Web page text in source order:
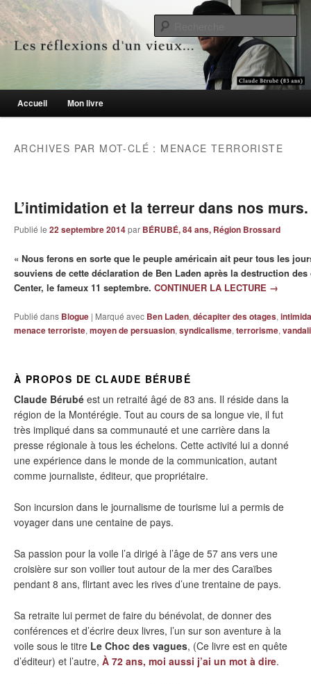
Les réflexions d'un vieux…
Le blogue des aînés de 65 ans et +
Menu principal
Aller au contenu principal
Aller au contenu secondaire
Accueil Mon livre
ARCHIVES PAR MOT-CLÉ : MENACE TERRORISTE
L’intimidation et la terreur dans nos murs.
Publié le 22 septembre 2014par BÉRUBÉ, 84 ans, Région Brossard
« Nous ferons en sorte que le peuple américain ait peur tous les
souviens de cette déclaration de Ben Laden après la destruction
Center, le fameux 11 septembre. CONTINUER LA LECTURE →
Publié dans Blogue | Marqué avec Ben Laden, décapiter des otages,
menace terroriste, moyen de persuasion, syndicalisme, terrorisme,
À PROPOS DE CLAUDE BÉRUBÉ
Claude Bérubé est un retraité âgé de 83 ans. Il réside dans la
région de la Montérégie. Tout au cours de sa longue vie, il fut
très impliqué dans sa communauté et une carrière dans la
presse régionale à tous les échelons. Cette activité lui a donné
une expérience dans le monde de la communication, autant
comme journaliste, éditeur, que propriétaire.
Son incursion dans le journalisme de tourisme lui a permis de
voyager dans une centaine de pays.
Sa passion pour la voile l’a dirigé à l’âge de 57 ans vers une
croisière sur son voilier tout autour de la mer des Caraïbes
pendant 8 ans, flirtant avec les rives d’une trentaine de pays.
Sa retraite lui permet de faire du bénévolat, de donner des
conférences et d’écrire deux livres, l’un sur son aventure à la
voile sous le titre Le Choc des vagues, (Ce livre est en quête
d’éditeur) et l’autre, À 72 ans, moi aussi j’ai un mot à dire.